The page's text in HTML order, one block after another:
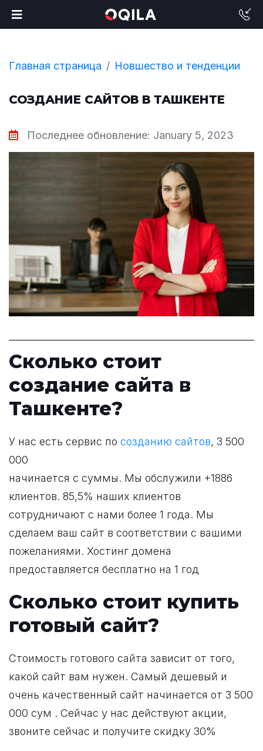
Главная страница Новшество и тенденции
СОЗДАНИЕ САЙТОВ В ТАШКЕНТЕ
Последнее обновление: January 5, 2023
Сколько стоит
создание сайта в
Ташкенте?
У нас есть сервис по созданию сайтов, 3 500
000
начинается с суммы. Мы обслужили +1886
клиентов. 85,5% наших клиентов
сотрудничают с нами более 1 года. Мы
сделаем ваш сайт в соответствии с вашими
пожеланиями. Хостинг домена
предоставляется бесплатно на 1 год
Сколько стоит купить
готовый сайт?
Стоимость готового сайта зависит от того,
какой сайт вам нужен. Самый дешевый и
очень качественный сайт начинается от 3 500
000 сум . Сейчас у нас действуют акции,
звоните сейчас и получите скидку 30%